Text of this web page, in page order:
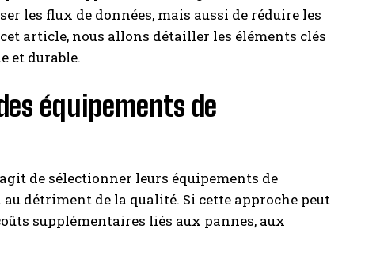
les flux de données, mais aussi de réduire les
article, nous allons détailler les éléments clés
et durable.
équipements de
de sélectionner leurs équipements de
détriment de la qualité. Si cette approche peut
supplémentaires liés aux pannes, aux